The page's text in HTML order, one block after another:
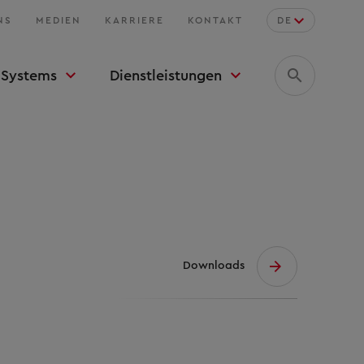
MEDIEN KARRIERE KONTAKT DE
Systems Dienstleistungen
Downloads